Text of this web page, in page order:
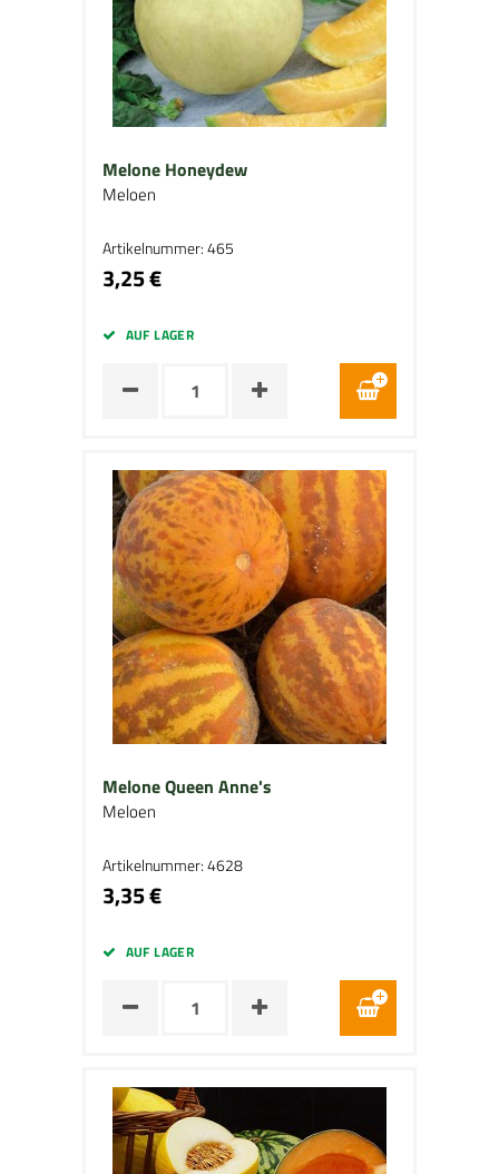
Melone Honeydew
Meloen
Artikelnummer: 465
3,25 €
AUF LAGER
Melone Queen Anne's
Meloen
Artikelnummer: 4628
3,35 €
AUF LAGER